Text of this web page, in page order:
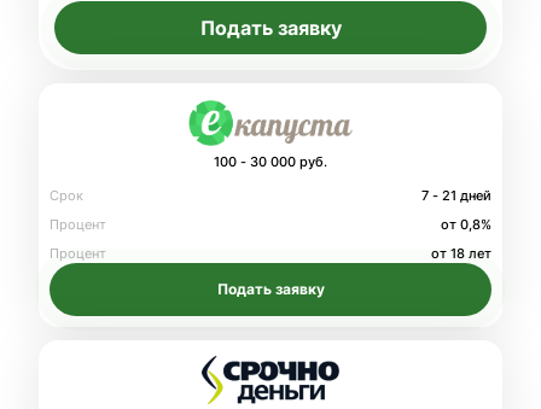
Подать заявку
100 - 30 000 руб.
Срок
7 - 21 дней
Процент
от 0,8%
Процент
от 18 лет
Подать заявку